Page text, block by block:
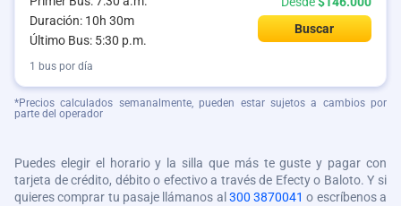
Duración: 10h 30m
Último Bus: 5:30 p.m.
Buscar
1 bus por día
*Precios calculados semanalmente, pueden estar sujetos a cambios por
parte del operador
Puedes elegir el horario y la silla que más te guste y pagar con
tarjeta de crédito, débito o efectivo a través de Efecty o Baloto. Y si
quieres comprar tu pasaje llámanos al 300 3870041 o escríbenos a